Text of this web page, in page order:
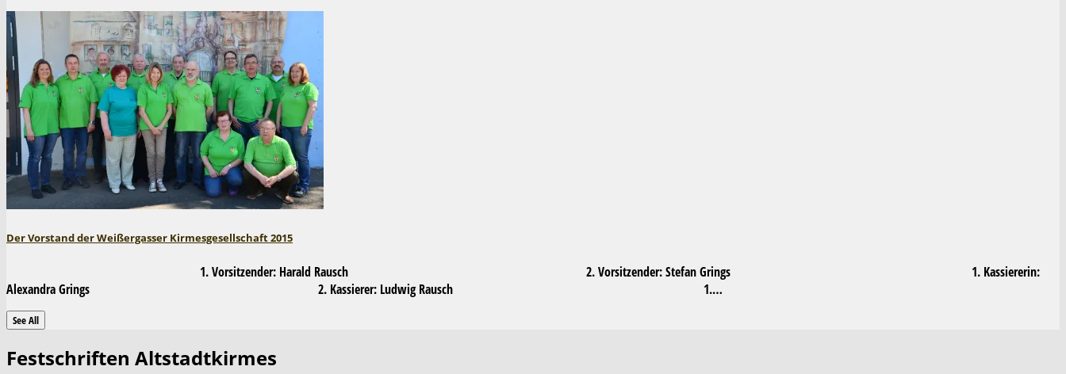
Der Vorstand der Weißergasser Kirmesgesellschaft 2015
1. Vorsitzender: Harald Rausch 2. Vorsitzender: Stefan Grings 1. Kassiererin:
Alexandra Grings 2. Kassierer: Ludwig Rausch 1.…
See All
Festschriften Altstadtkirmes